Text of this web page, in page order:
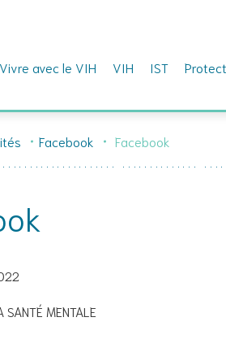
Vivre avec le VIH VIH IST
Facebook Facebook
MENTALE